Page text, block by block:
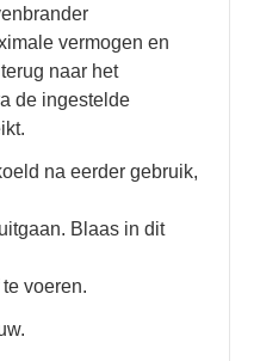
vermogen en
naar het
de ingestelde
na eerder gebruik,
Blaas in dit
voeren.